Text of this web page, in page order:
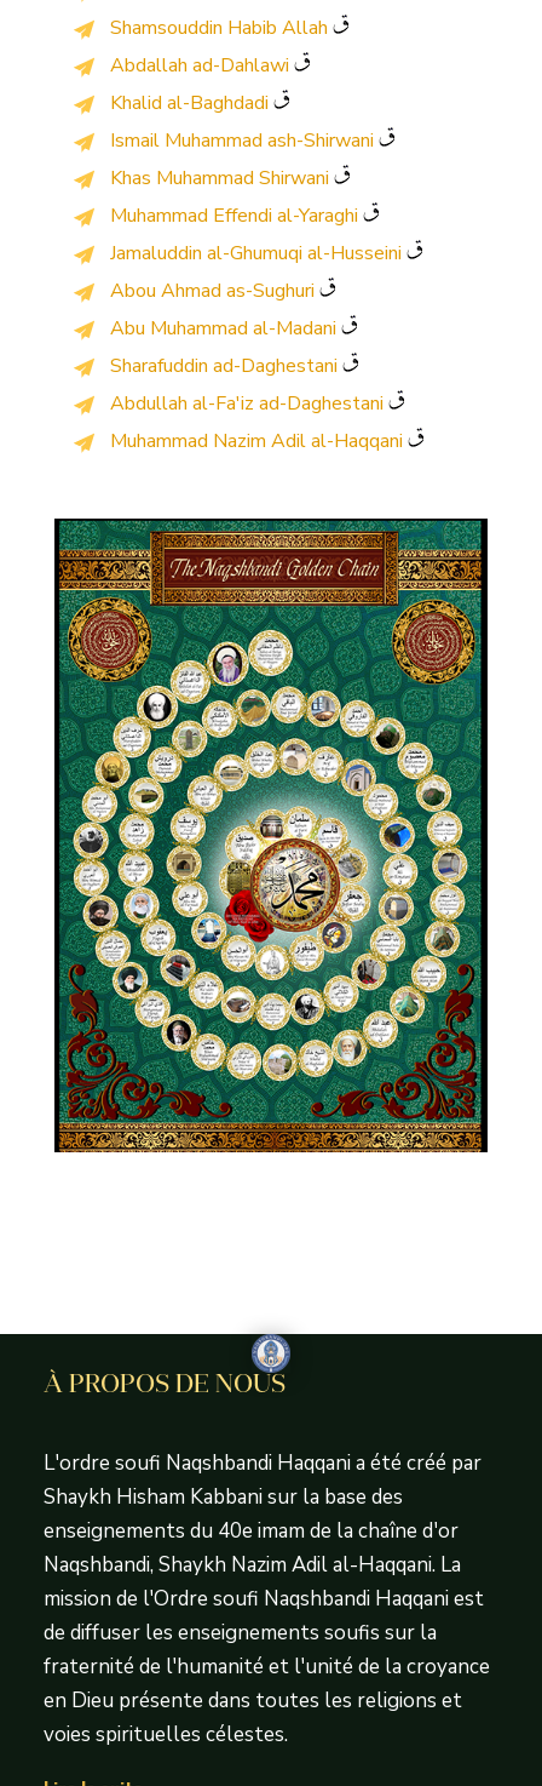
Shamsouddin Habib Allah
Abdallah ad-Dahlawi
Khalid al-Baghdadi
Ismail Muhammad ash-Shirwani
Khas Muhammad Shirwani
Muhammad Effendi al-Yaraghi
Jamaluddin al-Ghumuqi al-Husseini
Abou Ahmad as-Sughuri
Abu Muhammad al-Madani
Sharafuddin ad-Daghestani
Abdullah al-Fa'iz ad-Daghestani
Muhammad Nazim Adil al-Haqqani
À PROPOS DE NOUS
L'ordre soufi Naqshbandi Haqqani a été créé par
Shaykh Hisham Kabbani sur la base des
enseignements du 40e imam de la chaîne d'or
Naqshbandi, Shaykh Nazim Adil al-Haqqani. La
mission de l'Ordre soufi Naqshbandi Haqqani est
de diffuser les enseignements soufis sur la
fraternité de l'humanité et l'unité de la croyance
en Dieu présente dans toutes les religions et
voies spirituelles célestes.